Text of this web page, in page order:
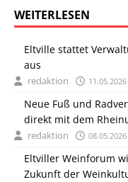
WEITERLESEN
Eltville stattet
aus
redaktion 11.05.2026
Neue Fuß und
direkt mit dem
redaktion 08.05.2026
Eltviller Weinforum
Zukunft der